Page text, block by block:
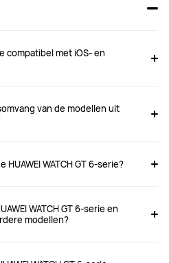
compatibel met iOS- en
van de modellen uit
WATCH GT 6-serie?
WATCH GT 6-serie en
modellen?